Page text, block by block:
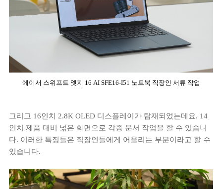
에이서 스위프트 엣지 16 AI SFE16-I51 노트북 직장인 서류 작업
그리고 16인치 2.8K OLED 디스플레이가 탑재되었는데요. 14
인치 제품 대비 넓은 화면으로 각종 문서 작업을 할 수 있습니
다. 이러한 특징들은 직장인들에게 어울리는 부분이라고 할 수
있습니다.